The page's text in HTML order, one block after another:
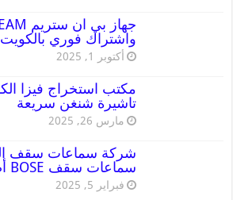
واشتراك فوري بالكويت
أكتوبر 1, 2025
تاشيرة شنغن سريعة
مارس 26, 2025
سماعات سقف BOSE أصلية
فبراير 5, 2025